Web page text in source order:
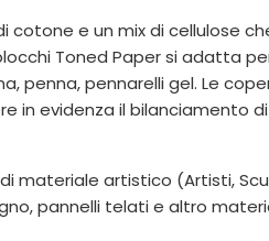
e un mix di cellulose
Toned Paper si
penna, pennarelli gel. Le
evidenza il bilanciamento
materiale artistico (Artisti,
pannelli telati e altro